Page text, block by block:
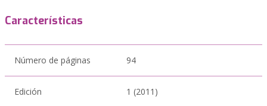
Características
Número de páginas 94
Edición 1 (2011)